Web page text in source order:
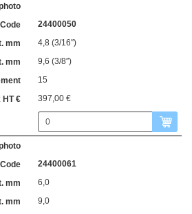
24400050
4,8 (3/16″)
9,6 (3/8″)
15
397,00 €
24400061
6,0
9,0